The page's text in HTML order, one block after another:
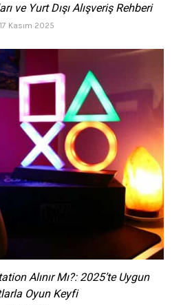
ve Yurt Dışı Alışveriş Rehberi
17 Kasım 2025
Alınır Mı?: 2025’te Uygun
Oyun Keyfi